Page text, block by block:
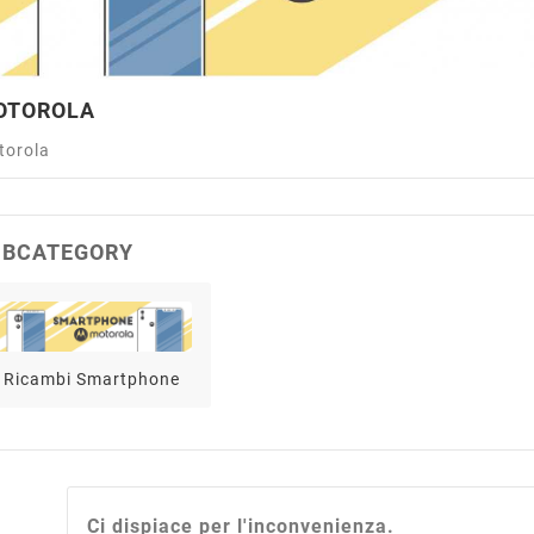
Ricambi Smartphone
Ci dispiace per l'inconvenienza.